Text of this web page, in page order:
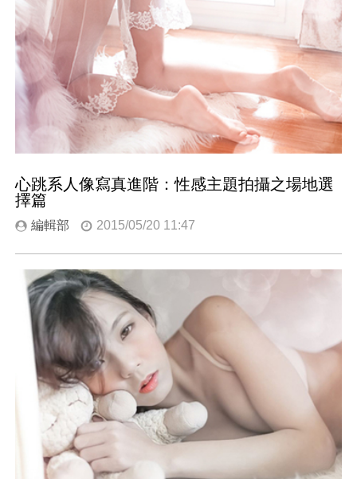
心跳系人像寫真進階：性感主題拍攝之場地選
擇篇
編輯部 2015/05/20 11:47